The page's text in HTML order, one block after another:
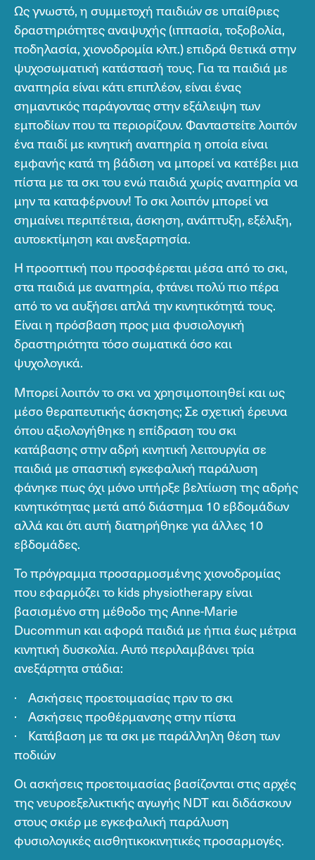
Ως γνωστό, η συμμετοχή παιδιών σε υπαίθριες
δραστηριότητες αναψυχής (ιππασία, τοξοβολία,
ποδηλασία, χιονοδρομία κλπ.) επιδρά θετικά στην
ψυχοσωματική κατάστασή τους. Για τα παιδιά με
αναπηρία είναι κάτι επιπλέον, είναι ένας
σημαντικός παράγοντας στην εξάλειψη των
εμποδίων που τα περιορίζουν. Φανταστείτε λοιπόν
ένα παιδί με κινητική αναπηρία η οποία είναι
εμφανής κατά τη βάδιση να μπορεί να κατέβει μια
πίστα με τα σκι του ενώ παιδιά χωρίς αναπηρία να
μην τα καταφέρνουν! Το σκι λοιπόν μπορεί να
σημαίνει περιπέτεια, άσκηση, ανάπτυξη, εξέλιξη,
αυτοεκτίμηση και ανεξαρτησία.
Η προοπτική που προσφέρεται μέσα από το σκι,
στα παιδιά με αναπηρία, φτάνει πολύ πιο πέρα
από το να αυξήσει απλά την κινητικότητά τους.
Είναι η πρόσβαση προς μια φυσιολογική
δραστηριότητα τόσο σωματικά όσο και
ψυχολογικά.
Μπορεί λοιπόν το σκι να χρησιμοποιηθεί και ως
μέσο θεραπευτικής άσκησης; Σε σχετική έρευνα
όπου αξιολογήθηκε η επίδραση του σκι
κατάβασης στην αδρή κινητική λειτουργία σε
παιδιά με σπαστική εγκεφαλική παράλυση
φάνηκε πως όχι μόνο υπήρξε βελτίωση της αδρής
κινητικότητας μετά από διάστημα 10 εβδομάδων
αλλά και ότι αυτή διατηρήθηκε για άλλες 10
εβδομάδες.
Το πρόγραμμα προσαρμοσμένης χιονοδρομίας
που εφαρμόζει το kids physiotherapy είναι
βασισμένο στη μέθοδο της Anne-Marie
Ducommun και αφορά παιδιά με ήπια έως μέτρια
κινητική δυσκολία. Αυτό περιλαμβάνει τρία
ανεξάρτητα στάδια:
· Ασκήσεις προετοιμασίας πριν το σκι
· Ασκήσεις προθέρμανσης στην πίστα
· Κατάβαση με τα σκι με παράλληλη θέση των
ποδιών
Οι ασκήσεις προετοιμασίας βασίζονται στις αρχές
της νευροεξελικτικής αγωγής NDT και διδάσκουν
στους σκιέρ με εγκεφαλική παράλυση
φυσιολογικές αισθητικοκινητικές προσαρμογές.